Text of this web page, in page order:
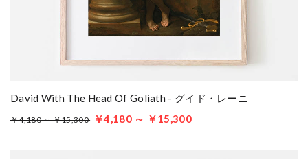
David With The Head Of Goliath - グイド・レーニ
￥4,180 ～ ￥15,300 ￥4,180 ～ ￥15,300